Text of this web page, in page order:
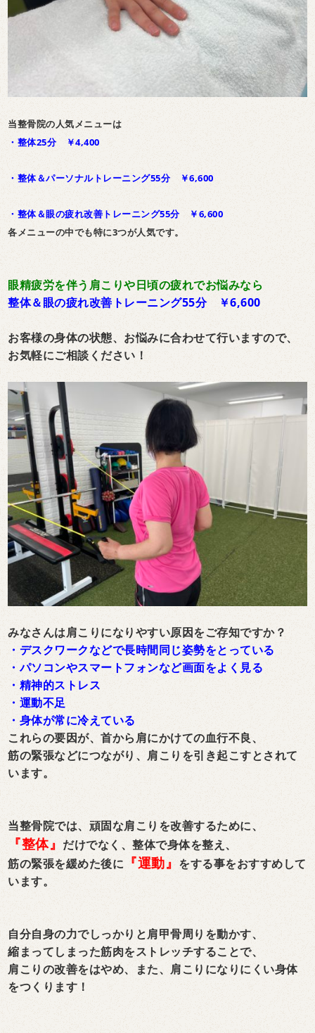
当整骨院の人気メニューは
・整体25分
￥4,400
・整体＆パーソナルトレーニング55分 ￥6,600
・整体＆眼の疲れ改善トレーニング55分
￥6,600
各メニューの中でも特に3つが人気です。
眼精疲労を伴う肩こりや日頃の疲れでお悩みなら
整体＆眼の疲れ改善トレーニング55分 ￥6,600
お客様の身体の状態、 お悩みに合わせて行いますので、
お気軽にご相談ください！
みなさんは肩こりになりやすい原因をご存知ですか？
・デスクワークなどで長時間同じ姿勢をとっている
・パソコンやスマートフォンなど画面をよく見る
・精神的ストレス
・運動不足
・身体が常に冷えている
これらの要因が、首から肩にかけての血行不良、
筋の緊張などにつながり、肩こりを引き起こすとされて
います。
当整骨院では、頑固な肩こりを改善するために、
『整体』 だけでなく、整体で身体を整え、
筋の緊張を緩めた後に 『運動』 をする事をおすすめして
います。
自分自身の力でしっかりと肩甲骨周りを動かす、
縮まってしまった筋肉をストレッチすることで、
肩こりの改善をはやめ、また、肩こりになりにくい身体
をつくります！